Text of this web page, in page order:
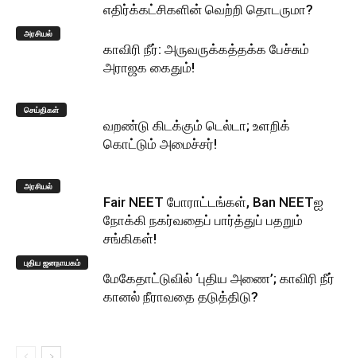
எதிர்க்கட்சிகளின் வெற்றி தொடருமா?
அரசியல்
காவிரி நீர்: அருவருக்கத்தக்க பேச்சும்
அராஜக கைதும்!
செய்திகள்
வறண்டு கிடக்கும் டெல்டா; உளறிக்
கொட்டும் அமைச்சர்!
அரசியல்
Fair NEET போராட்டங்கள், Ban NEETஐ
நோக்கி நகர்வதைப் பார்த்துப் பதறும்
சங்கிகள்!
புதிய ஜனநாயகம்
மேகேதாட்டுவில் ‘புதிய அணை’; காவிரி நீர்
கானல் நீராவதை தடுத்திடு?